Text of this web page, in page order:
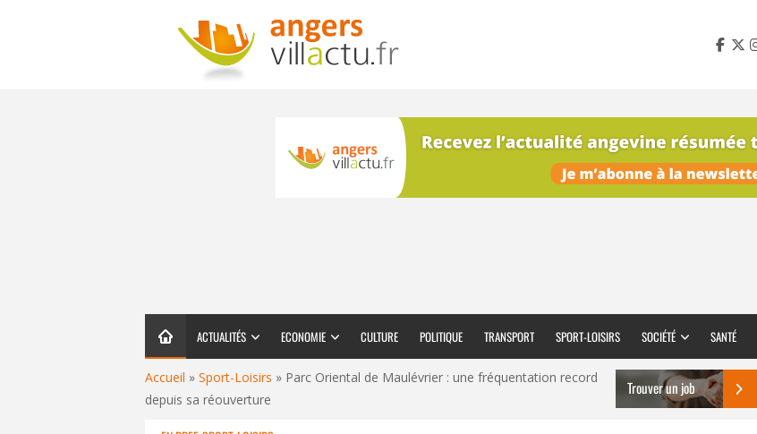
ACTUALITÉS ECONOMIE CULTURE POLITIQUE TRANSPORT SPORT-LOISIRS SOCIÉTÉ SANTÉ
Accueil » Sport-Loisirs » Parc Oriental de Maulévrier : une fréquentation record
depuis sa réouverture
Trouver un job